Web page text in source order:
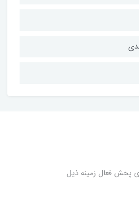
پخش فعال زمینه ذیل